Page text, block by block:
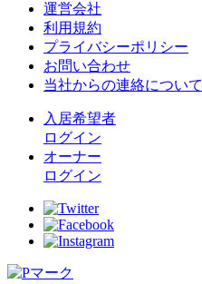
運営会社
利用規約
プライバシーポリシー
お問い合わせ
当社からの連絡について
入居希望者
ログイン
オーナー
ログイン